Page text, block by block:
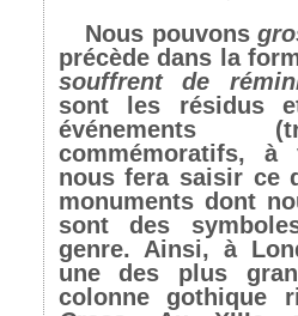
Nous pouvons
précède dans la
souffrent de
sont les résidus
événements
commémoratifs,
nous fera saisir ce
monuments dont
sont des
genre. Ainsi, à
une des plus
colonne gothique